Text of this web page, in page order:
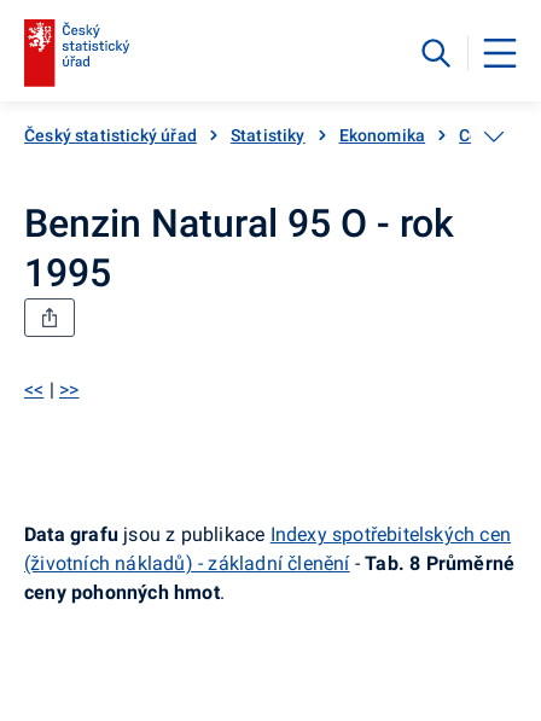
Český statistický úřad Statistiky Ekonomika Ceny,
Benzin Natural 95 O - rok
1995
<< | >>
Data grafu jsou z publikace Indexy spotřebitelských cen
(životních nákladů) - základní členění-Tab. 8 Průměrné
ceny pohonných hmot.